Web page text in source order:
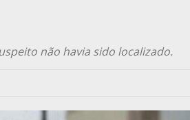
não havia sido localizado.